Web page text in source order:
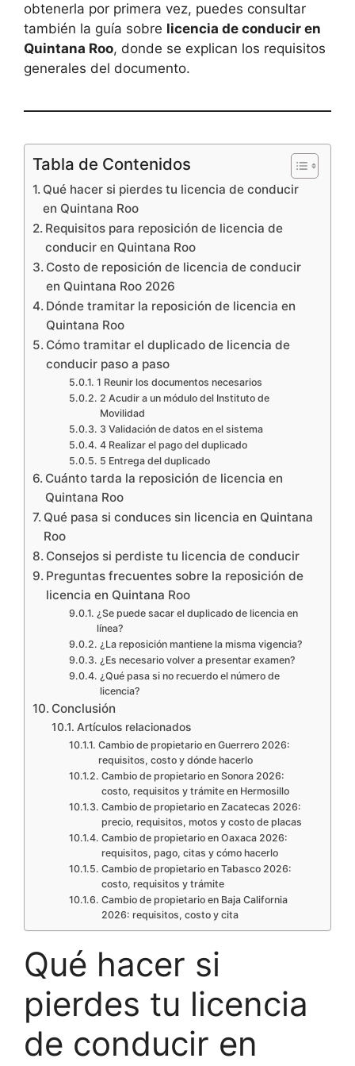
obtenerla por primera vez, puedes consultar
también la guía sobre licencia de conducir en
Quintana Roo, donde se explican los requisitos
generales del documento.
Tabla de Contenidos
Qué hacer si pierdes tu licencia de conducir
en Quintana Roo
Requisitos para reposición de licencia de
conducir en Quintana Roo
Costo de reposición de licencia de conducir
en Quintana Roo 2026
Dónde tramitar la reposición de licencia en
Quintana Roo
Cómo tramitar el duplicado de licencia de
conducir paso a paso
1 Reunir los documentos necesarios
2 Acudir a un módulo del Instituto de
Movilidad
3 Validación de datos en el sistema
4 Realizar el pago del duplicado
5 Entrega del duplicado
Cuánto tarda la reposición de licencia en
Quintana Roo
Qué pasa si conduces sin licencia en Quintana
Roo
Consejos si perdiste tu licencia de conducir
Preguntas frecuentes sobre la reposición de
licencia en Quintana Roo
¿Se puede sacar el duplicado de licencia en
línea?
¿La reposición mantiene la misma vigencia?
¿Es necesario volver a presentar examen?
¿Qué pasa si no recuerdo el número de
licencia?
Conclusión
Artículos relacionados
Cambio de propietario en Guerrero 2026:
requisitos, costo y dónde hacerlo
Cambio de propietario en Sonora 2026:
costo, requisitos y trámite en Hermosillo
Cambio de propietario en Zacatecas 2026:
precio, requisitos, motos y costo de placas
Cambio de propietario en Oaxaca 2026:
requisitos, pago, citas y cómo hacerlo
Cambio de propietario en Tabasco 2026:
costo, requisitos y trámite
Cambio de propietario en Baja California
2026: requisitos, costo y cita
Qué hacer si
pierdes tu licencia
de conducir en